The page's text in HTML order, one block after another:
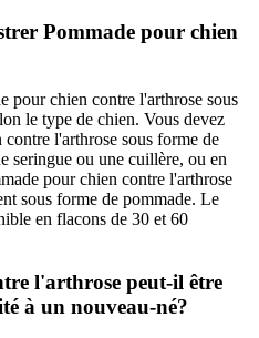
Pommade pour chien
pour chien contre l'arthrose sous
le type de chien. Vous devez
l'arthrose sous forme de
seringue ou une cuillère, ou en
pour chien contre l'arthrose
sous forme de pommade. Le
en flacons de 30 et 60
l'arthrose peut-il être
à un nouveau-né?